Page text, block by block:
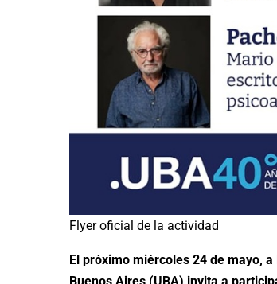
Flyer oficial de la actividad
El próximo miércoles 24 de mayo,